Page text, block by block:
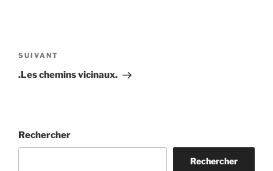
de
l’article
Article
suivant
SUIVANT
.Les chemins vicinaux.
Rechercher
Rechercher